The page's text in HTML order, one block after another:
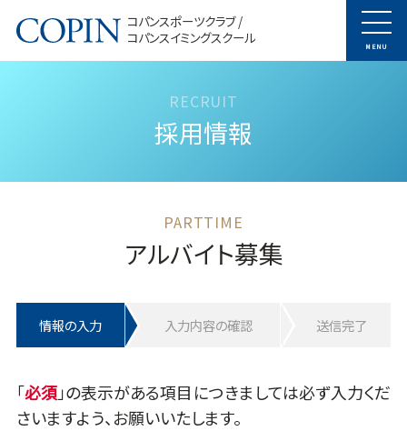
コパンスポーツクラブ /
コパンスイミングスクール
MENU
採用情報
アルバイト募集
情報の入力 入力内容の確認 送信完了
「
」の表示がある項目につきましては必ず入力くだ
さいますよう、お願いいたします。